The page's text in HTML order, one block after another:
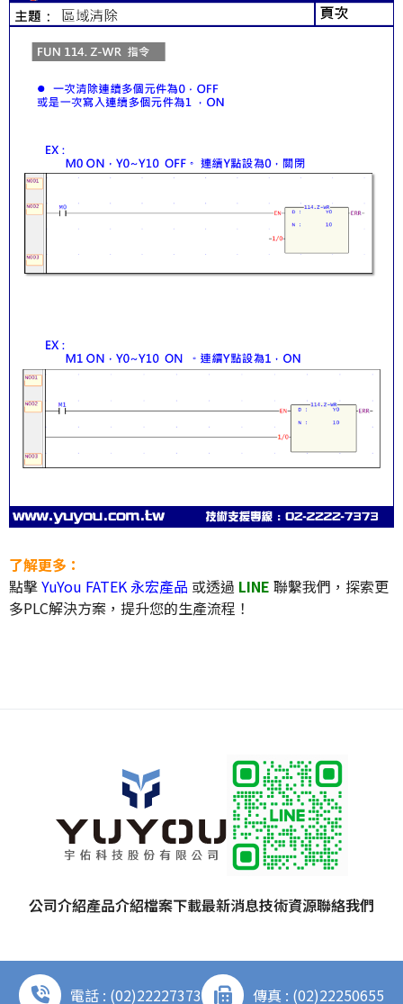
了解更多：
點擊YuYou FATEK 永宏產品 或透過 LINE 聯繫我們，探索更
多PLC解決方案，提升您的生產流程！
公司介紹產品介紹檔案下載最新消息技術資源聯絡我們
電話 : (02)22227373 傳真 : (02)22250655